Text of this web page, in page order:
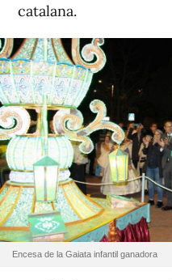
catalana.
Encesa de la Gaiata infantil ganadora